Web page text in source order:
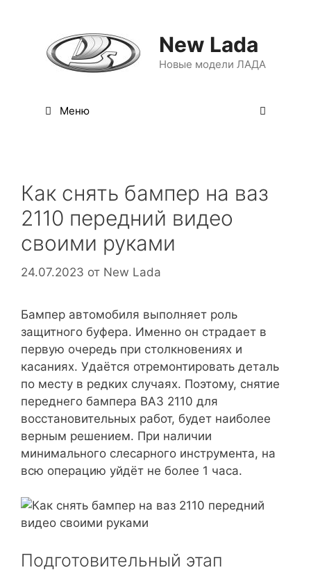
содержимому
New Lada
Новые модели ЛАДА
Меню
Как снять бампер на ваз
2110 передний видео
своими руками
24.07.2023 от New Lada
Бампер автомобиля выполняет роль
защитного буфера. Именно он страдает в
первую очередь при столкновениях и
касаниях. Удаётся отремонтировать деталь
по месту в редких случаях. Поэтому, снятие
переднего бампера ВАЗ 2110 для
восстановительных работ, будет наиболее
верным решением. При наличии
минимального слесарного инструмента, на
всю операцию уйдёт не более 1 часа.
Подготовительный этап